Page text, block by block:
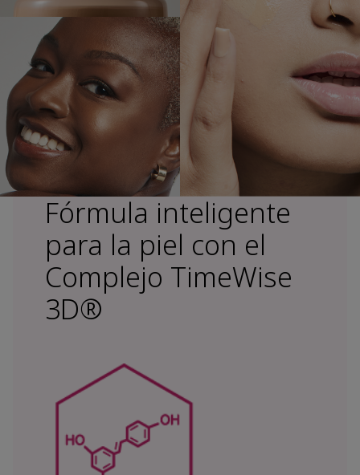
Fórmula inteligente
para la piel con el
Complejo TimeWise
3D®